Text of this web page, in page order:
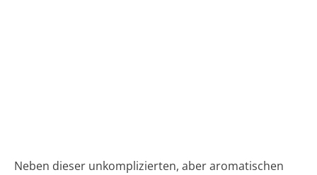
Neben dieser unkomplizierten, aber aromatischen